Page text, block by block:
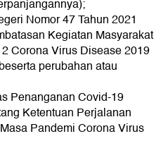
Nomor 47 Tahun 2021
Kegiatan Masyarakat
Corona Virus Disease 2019
perubahan atau
Penanganan Covid-19
Ketentuan Perjalanan
Pandemi Corona Virus